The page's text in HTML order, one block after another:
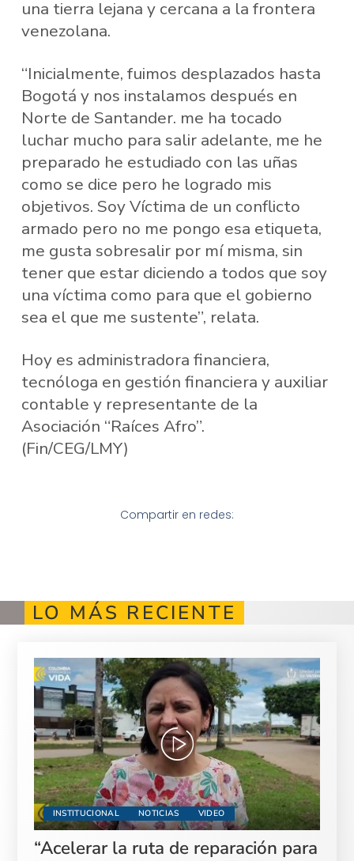
una tierra lejana y cercana a la frontera
venezolana.
“Inicialmente, fuimos desplazados hasta
Bogotá y nos instalamos después en
Norte de Santander. me ha tocado
luchar mucho para salir adelante, me he
preparado he estudiado con las uñas
como se dice pero he logrado mis
objetivos. Soy Víctima de un conflicto
armado pero no me pongo esa etiqueta,
me gusta sobresalir por mí misma, sin
tener que estar diciendo a todos que soy
una víctima como para que el gobierno
sea el que me sustente”, relata.
Hoy es administradora financiera,
tecnóloga en gestión financiera y auxiliar
contable y representante de la
Asociación “Raíces Afro”.
(Fin/CEG/LMY)
Compartir en redes:
LO MÁS RECIENTE
INSTITUCIONAL NOTICIAS VIDEO
“Acelerar la ruta de reparación para